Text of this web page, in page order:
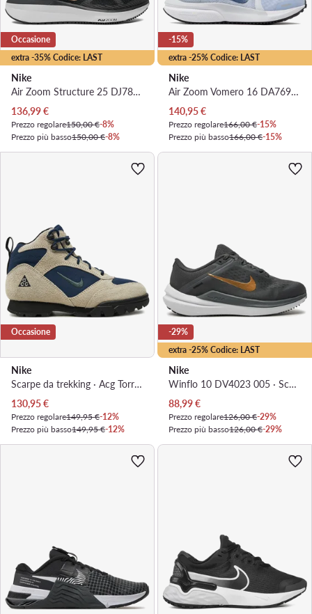
extra -35% Codice: LAST
Occasione
Nike
Air Zoom Structure 25 DJ7884 003 · Scarpe running
Prezzo attuale
136,99€
Prezzo regolare150,00 €-8%
Prezzo più basso150,00 €-8%
extra -25% Codice: LAST
-15%
Nike
Air Zoom Vomero 16 DA7698 500 · Scarpe running
Prezzo attuale
140,95€
Prezzo regolare166,00 €-15%
Prezzo più basso166,00 €-15%
Occasione
Nike
Scarpe da trekking · Acg Torre Mid Wp FD0212 100 · Beige
Prezzo attuale
130,95€
Prezzo regolare149,95 €-12%
Prezzo più basso149,95 €-12%
extra -25% Codice: LAST
-29%
Nike
Winflo 10 DV4023 005 · Scarpe running
Prezzo attuale
88,99€
Prezzo regolare126,00 €-29%
Prezzo più basso126,00 €-29%